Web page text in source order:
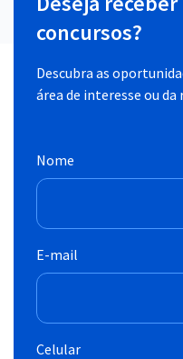
concursos?
Descubra as
área de interesse ou
Nome
E-mail
Celular